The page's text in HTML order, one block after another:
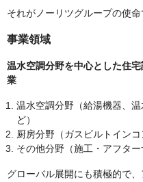
それがノーリツグループの使命
事業領域
温水空調分野を中心とした住
業
温水空調分野（給湯機器、
ど）
厨房分野（ガスビルトイン
その他分野（施工・アフター
グローバル展開にも積極的で